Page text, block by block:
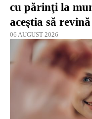
cu părinţi la
aceştia să
06 AUGUST 2026